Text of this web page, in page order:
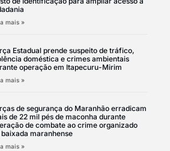
mais »
Estadual prende suspeito de tráfico,
doméstica e crimes ambientais
operação em Itapecuru-Mirim
mais »
de segurança do Maranhão erradicam
de 22 mil pés de maconha durante
de combate ao crime organizado
baixada maranhense
mais »